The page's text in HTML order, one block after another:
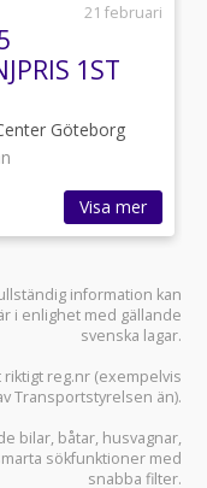
21 februari
1ST
Göteborg
Visa mer
information kan
i enlighet med gällande
svenska lagar.
reg.nr (exempelvis
Transportstyrelsen än).
bilar, båtar, husvagnar,
sökfunktioner med
snabba filter.